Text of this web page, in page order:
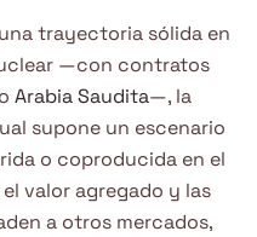
trayectoria sólida en
—con contratos
o Arabia Saudita—, la
supone un escenario
o coproducida en el
valor agregado y las
a otros mercados,